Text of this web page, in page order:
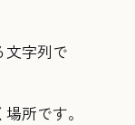
文字列で
所です。